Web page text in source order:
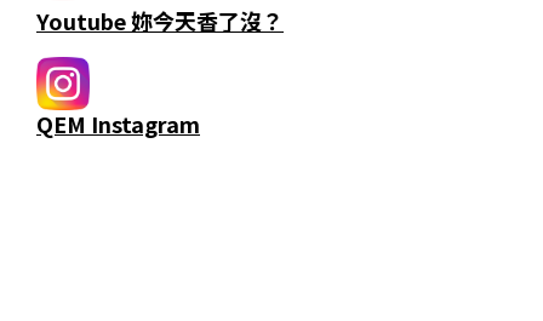
Youtube 妳今天香了沒？
QEM Instagram